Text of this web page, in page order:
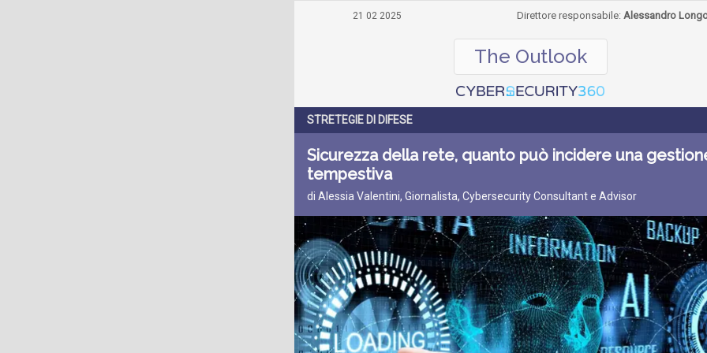
21 02 2025 Direttore responsabile: Alessandro
The Outlook
STRETEGIE DI DIFESE
Sicurezza della rete, quanto può incidere una
tempestiva
di Alessia Valentini, Giornalista, Cybersecurity Consultant e Advisor